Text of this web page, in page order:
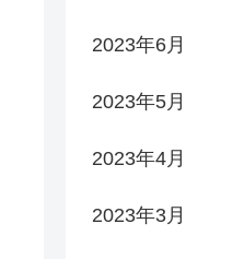
2023年6月
2023年5月
2023年4月
2023年3月